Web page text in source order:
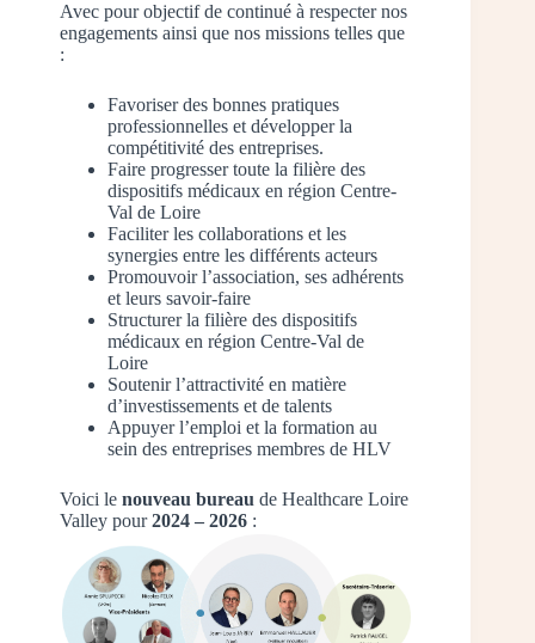
Avec pour objectif de continué à respecter nos
engagements ainsi que nos missions telles que
:
Favoriser des bonnes pratiques
professionnelles et développer la
compétitivité des entreprises.
Faire progresser toute la filière des
dispositifs médicaux en région Centre-
Val de Loire
Faciliter les collaborations et les
synergies entre les différents acteurs
Promouvoir l’association, ses adhérents
et leurs savoir-faire
Structurer la filière des dispositifs
médicaux en région Centre-Val de
Loire
Soutenir l’attractivité en matière
d’investissements et de talents
Appuyer l’emploi et la formation au
sein des entreprises membres de HLV
Voici le nouveau bureau de Healthcare Loire
Valley pour2024 – 2026 :